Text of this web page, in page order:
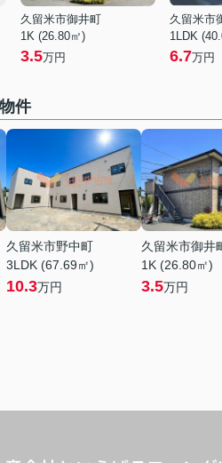
久留米市御井町
1K (26.80㎡)
3.5万円
久留米市
1LDK
6.7万円
件
久留米市野中町
3LDK (67.69㎡)
10.3万円
久留米市御井
1K (26.80㎡)
3.5万円